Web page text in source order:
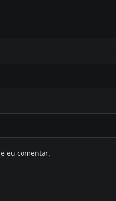
eu comentar.